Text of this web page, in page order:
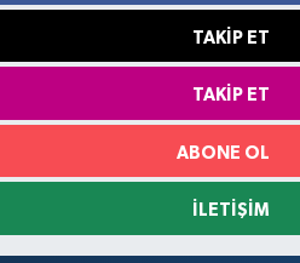
TAKIP ET
TAKIP ET
ABONE OL
İLETIŞIM